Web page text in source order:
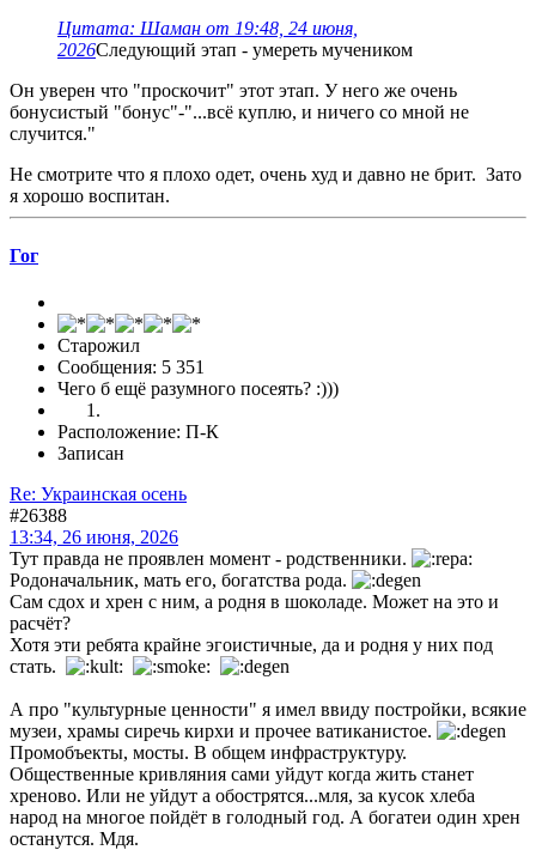
Цитата: Шаман от 19:48, 24 июня,
2026Следующий этап - умереть мучеником
Он уверен что "проскочит" этот этап. У него же очень
бонусистый "бонус"-"...всё куплю, и ничего со мной не
случится."
Не смотрите что я плохо одет, очень худ и давно не брит. Зато
я хорошо воспитан.
Гог
Старожил
Сообщения: 5 351
Чего б ещё разумного посеять? :)))
Расположение: П-К
Записан
Re: Украинская осень
#26388
13:34, 26 июня, 2026
Тут правда не проявлен момент - родственники.
Родоначальник, мать его, богатства рода.
Сам сдох и хрен с ним, а родня в шоколаде. Может на это и
расчёт?
Хотя эти ребята крайне эгоистичные, да и родня у них под
стать.
А про "культурные ценности" я имел ввиду постройки, всякие
музеи, храмы сиречь кирхи и прочее ватиканистое.
Промобъекты, мосты. В общем инфраструктуру.
Общественные кривляния сами уйдут когда жить станет
хреново. Или не уйдут а обострятся...мля, за кусок хлеба
народ на многое пойдёт в голодный год. А богатеи один хрен
останутся. Мдя.